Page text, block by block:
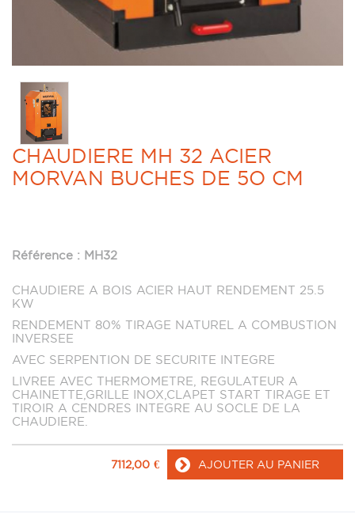
CHAUDIERE MH 32 ACIER
MORVAN BUCHES DE 5O CM
Référence : MH32
CHAUDIERE A BOIS ACIER HAUT RENDEMENT 25.5
KW
RENDEMENT 80% TIRAGE NATUREL A COMBUSTION
INVERSEE
AVEC SERPENTION DE SECURITE INTEGRE
LIVREE AVEC THERMOMETRE, REGULATEUR A
CHAINETTE,GRILLE INOX,CLAPET START TIRAGE ET
TIROIR A CENDRES INTEGRE AU SOCLE DE LA
CHAUDIERE.
7112,00 € AJOUTER AU PANIER